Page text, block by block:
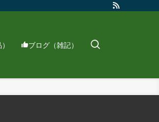
ブログ（雑記）